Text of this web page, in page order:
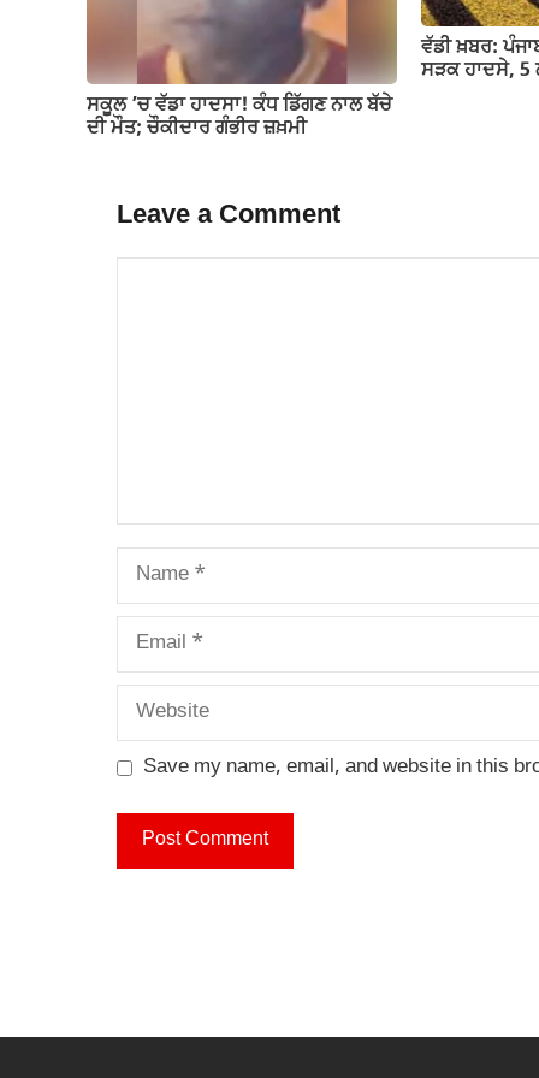
ਸਕੂਲ ’ਚ ਵੱਡਾ ਹਾਦਸਾ! ਕੰਧ ਡਿੱਗਣ ਨਾਲ ਬੱਚੇ
ਦੀ ਮੌਤ; ਚੌਕੀਦਾਰ ਗੰਭੀਰ ਜ਼ਖ਼ਮੀ
ਵੱਡੀ ਖ਼ਬਰ:
ਸੜਕ ਹਾਦਸੇ, 5
Leave a Comment
Name
Email
Website
Save my name, email, and website in this